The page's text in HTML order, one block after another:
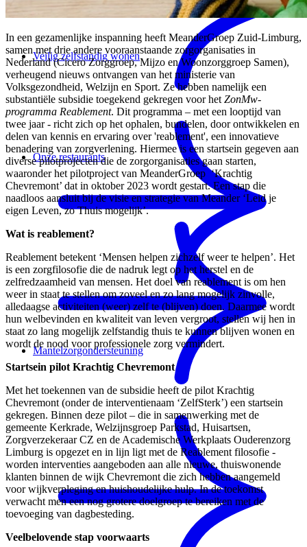
Veilig zelfstandig wonen
Mantelzorgondersteuning
Onze restaurants
In een gezamenlijke inspanning heeft MeanderGroep Zuid-Limburg,
samen met drie andere vooraanstaande zorgorganisaties in
Nederland (Cicero Zorggroep, Mijzo en Woonzorggroep Samen),
verheugend nieuws ontvangen van het ministerie van
Volksgezondheid, Welzijn en Sport. Ze hebben namelijk een
substantiële subsidie toegekend gekregen voor het ZonMw-
programma Reablement. Dit programma – met een looptijd van
twee jaar - richt zich op het ophalen, bundelen, door ontwikkelen en
delen van kennis en ervaring over 'reablement', een innovatieve
benadering van zorgverlening. Hiermee is een startsein gegeven aan
diverse pilotprojecten die de zorgorganisaties gaan starten,
waaronder het pilotproject van MeanderGroep ‘Krachtig
Chevremont’ dat in oktober 2023 wordt gestart. Een stap die
naadloos aansluit bij de visie en strategie van Meander ‘Leid je
eigen Leven, zo Thuis mogelijk’.
Wat is reablement?
Reablement betekent ‘Mensen helpen zichzelf weer te helpen’. Het
is een zorgfilosofie die de nadruk legt op het herstel en de
zelfredzaamheid van mensen. Het doel van reablement is om hen
weer in staat te stellen om zoveel en zo lang mogelijk zinvolle,
alledaagse activiteiten (weer) zelf te (blijven) doen. Daarmee wordt
hun welbevinden en kwaliteit van leven vergroot, stellen wij hen in
staat zo lang mogelijk zelfstandig thuis te kunnen blijven wonen en
wordt de nood voor professionele zorg vermindert.
Startsein pilot Krachtig Chevremont
Met het toekennen van de subsidie heeft de pilot Krachtig
Chevremont (onder de interventienaam ‘ZelfSterk’) een startsein
gekregen. Binnen deze pilot – die in samenwerking met de
gemeente Kerkrade, Welzijnsgroep Parkstad, Huisartsen,
Zorgverzekeraar CZ en de Academische Werkplaats Ouderenzorg
Limburg is opgezet en in lijn ligt met de Reablement filosofie -
worden interventies aangeboden aan alle nieuwe, thuiswonende
klanten binnen de wijk Chevremont die zich hebben aangemeld
voor wijkverpleging en huishoudelijke hulp. In de toekomst
verwacht men een nog grotere doelgroep te bereiken met de
toevoeging van dagbesteding.
Veelbelovende stap voorwaarts